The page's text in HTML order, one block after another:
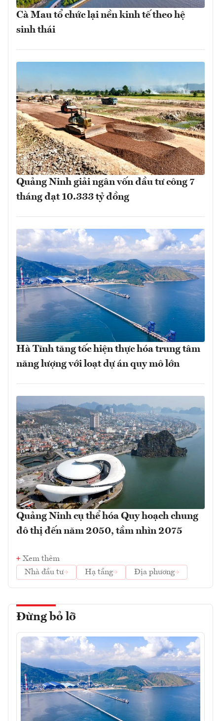
Cà Mau tổ chức lại nền kinh tế theo hệ
sinh thái
Quảng Ninh giải ngân vốn đầu tư công 7
tháng đạt 10.333 tỷ đồng
Hà Tĩnh tăng tốc hiện thực hóa trung tâm
năng lượng với loạt dự án quy mô lớn
Quảng Ninh cụ thể hóa Quy hoạch chung
đô thị đến năm 2050, tầm nhìn 2075
Xem thêm
Nhà đầu tư
Hạ tầng Địa phương
Đừng bỏ lỡ